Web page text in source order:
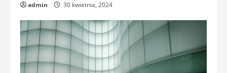
admin 30 kwietnia, 2024